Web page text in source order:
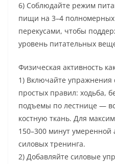
6) Соблюдайте режим
пищи на 3–4
перекусами, чтобы
уровень питательных
Физическая активность
1) Включайте упражнения
простых правил: ходьба,
подъемы по лестнице —
костную ткань. Для
150–300 минут умеренной
силовых тренинга.
2) Добавляйте силовые